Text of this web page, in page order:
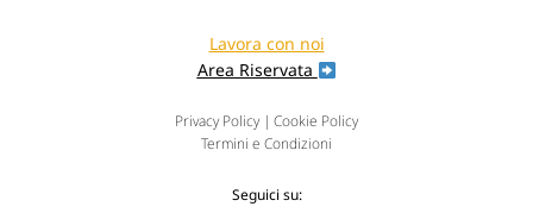
Seguici su:
Lavora con noi
Area Riservata
Privacy Policy| Cookie Policy
Termini e Condizioni